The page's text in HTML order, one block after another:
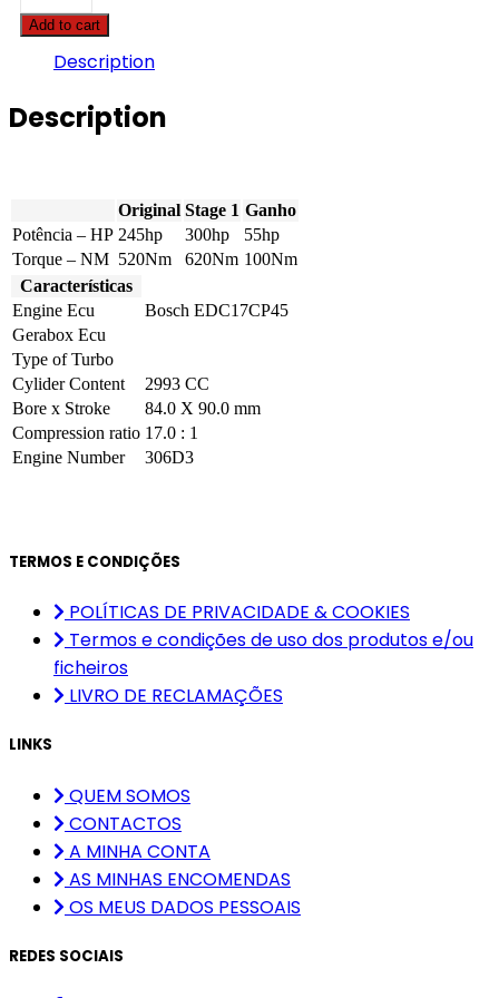
X6
-
245hp
Add to cart
Description
Description
Original Stage 1 Ganho
Potência – HP 245hp 300hp
55hp
Torque – NM 520Nm 620Nm 100Nm
Características
Engine Ecu
Bosch EDC17CP45
Gerabox Ecu
Type of Turbo
Cylider Content
2993 CC
Bore x Stroke
84.0 X 90.0 mm
Compression ratio 17.0 : 1
Engine Number
306D3
TERMOS E CONDIÇÕES
POLÍTICAS DE PRIVACIDADE & COOKIES
Termos e condições de uso dos produtos e/ou
ficheiros
LIVRO DE RECLAMAÇÕES
LINKS
QUEM SOMOS
CONTACTOS
A MINHA CONTA
AS MINHAS ENCOMENDAS
OS MEUS DADOS PESSOAIS
REDES SOCIAIS